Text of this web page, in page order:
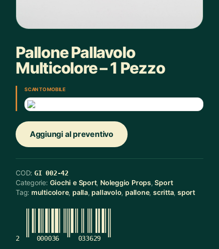
Pallone Pallavolo
Multicolore – 1 Pezzo
SCAN TO MOBILE
Aggiungi al preventivo
COD: GI 002-42
Categorie: Giochi e Sport, Noleggio Props,Sport
Tag: multicolore, palla, pallavolo, pallone, scritta, sport
2 000036 033629